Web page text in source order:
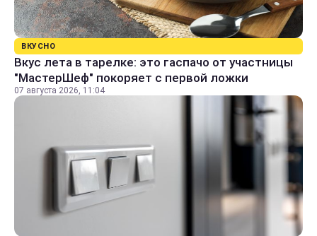
ВКУСНО
Вкус лета в тарелке: это гаспачо от участницы
"МастерШеф" покоряет с первой ложки
07 августа 2026, 11:04